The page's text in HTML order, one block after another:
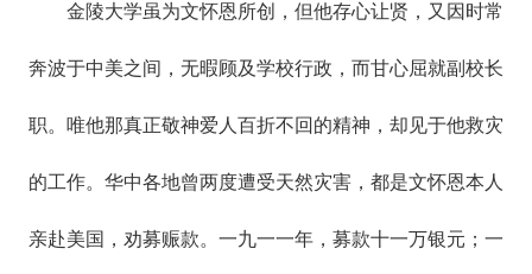
金陵大学虽为文怀恩所创，但他存心让贤，又因时常
奔波于中美之间，无暇顾及学校行政，而甘心屈就副校长
职。唯他那真正敬神爱人百折不回的精神，却见于他救灾
的工作。华中各地曾两度遭受天然灾害，都是文怀恩本人
亲赴美国，劝募赈款。一九一一年，募款十一万银元；一